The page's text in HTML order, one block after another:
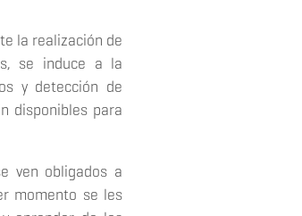
la realización de
se induce a la
y detección de
disponibles para
ven obligados a
momento se les